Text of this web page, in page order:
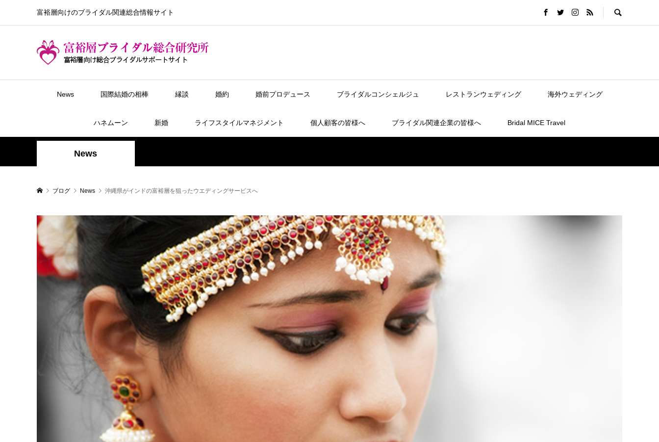
富裕層向けのブライダル関連総合情報サイト
News 国際結婚の相棒 縁談 婚約 婚前プロデュース ブライダルコンシェルジュ レストランウェディング 海外ウェディング
ハネムーン 新婚 ライフスタイルマネジメント 個人顧客の皆様へ ブライダル関連企業の皆様へ Bridal MICE Travel
News
ブログ News 沖縄県がインドの富裕層を狙ったウエディングサービスへ